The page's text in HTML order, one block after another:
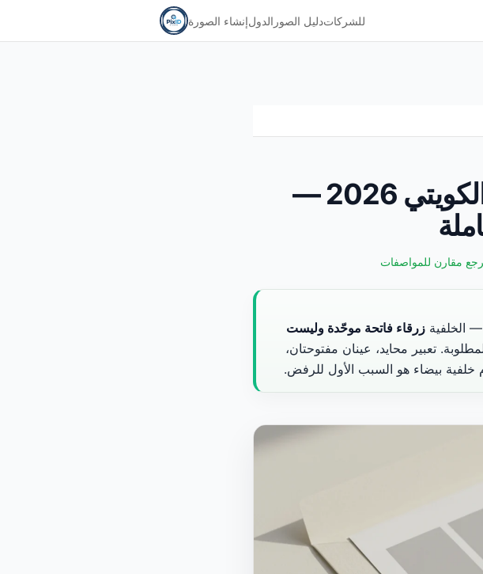
إنشاء الصورةالدول دليل الصورللشركات
صورة البطاقة المدنية والجواز الكويتي 2026 —
الخلفية زرقاء فاتحة موحّدة وليست
تعبير محايد، عينان مفتوحتان،
خلفية بيضاء هو السبب الأول للرفض.